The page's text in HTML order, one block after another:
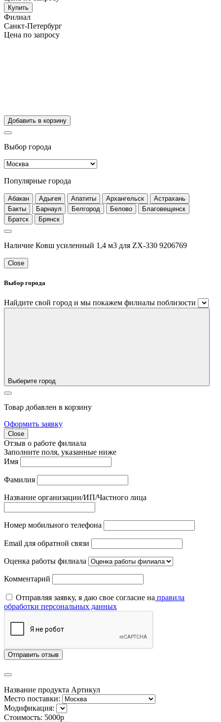
Купить
Филиал
Санкт-Петербург
Цена по запросу
Добавить в корзину
Выбор города
Популярные города
Абакан Адыгея Апатиты Архангельск
Астрахань
Бакты
Барнаул Белгород Белово
Благовещенск
Братск
Брянск
Наличие Ковш усиленный 1,4 м3 для ZX-330 9206769
Close
Выбор города
Найдите свой город и мы покажем филиалы поблизости
Выберите город
Товар добавлен в корзину
Оформить заявку
Close
Отзыв о работе филиала
Заполните поля, указанные ниже
Имя
Фамилия
Название организации/ИП/Частного лица
Номер мобильного телефона
Email для обратной связи
Оценка работы филиала
Комментарий
Отправляя заявку, я даю свое согласие на правила
обработки персональных данных
Отправить отзыв
Название продукта Артикул
Место поставки:
Модификация:
Стоимость: 5000р